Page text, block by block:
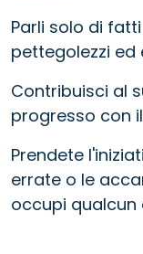
Parli solo di
pettegolezzi ed
Contribuisci al
progresso con
Prendete
errate o le
occupi qualcun